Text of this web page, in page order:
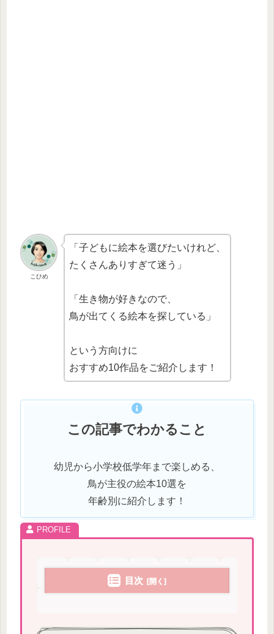
こひめ
「子どもに絵本を選びたいけれど、
たくさんありすぎて迷う」
「生き物が好きなので、
鳥が出てくる絵本を探している」
という方向けに
おすすめ10作品をご紹介します！
この記事でわかること
幼児から小学校低学年まで楽しめる、
鳥が主役の絵本10選を
年齢別に紹介します！
目次